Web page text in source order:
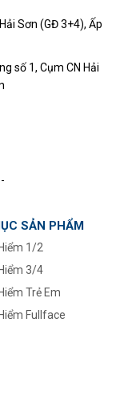
Sơn (GĐ 3+4), Ấp
số 1, Cụm CN Hải
SẢN PHẨM
1/2
3/4
Trẻ Em
Fullface